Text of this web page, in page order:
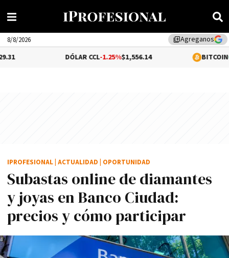
library_addAgreganos
8/8/2026
-1.25%$1,556.14 0.06%
Subastas online de diamantes
y joyas en Banco Ciudad:
precios y cómo participar
IPROFESIONAL ACTUALIDAD OPORTUNIDAD